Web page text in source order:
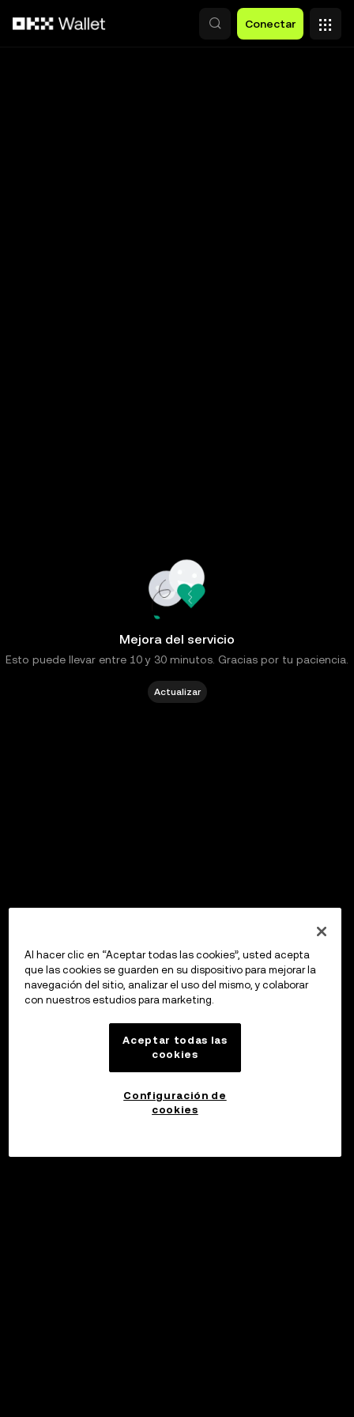
Conectar
Mejora del servicio
Esto puede llevar entre 10 y 30 minutos. Gracias por tu paciencia.
Actualizar
Al hacer clic en “Aceptar todas las cookies”, usted acepta
que las cookies se guarden en su dispositivo para mejorar la
navegación del sitio, analizar el uso del mismo, y colaborar
con nuestros estudios para marketing.
Aceptar todas las
cookies
Configuración de
cookies